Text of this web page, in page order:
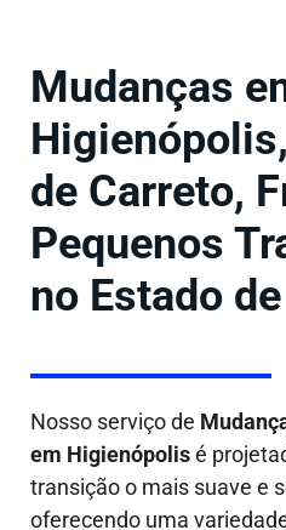
Mudanças
de Carreto,
Pequenos
no Estado
Nosso serviço de
em Higienópolisé
transição o mais suave e
oferecendo uma